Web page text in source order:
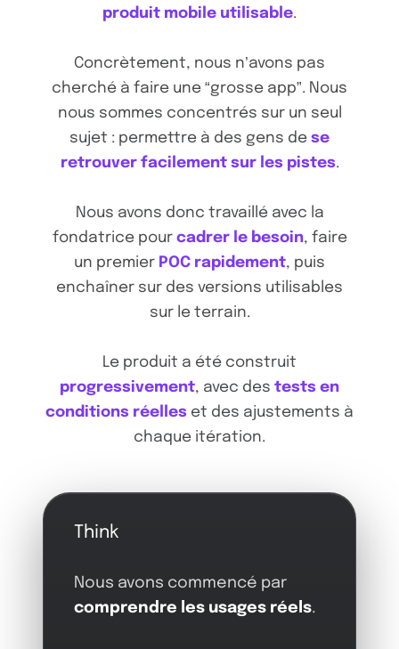
produit mobile utilisable.
Concrètement, nous n’avons pas
cherché à faire une “grosse app”. Nous
nous sommes concentrés sur un seul
sujet : permettre à des gens de se
retrouver facilement sur les pistes.
Nous avons donc travaillé avec la
fondatrice pour cadrer le besoin, faire
un premier POC rapidement, puis
enchaîner sur des versions utilisables
sur le terrain.
Le produit a été construit
progressivement, avec des tests en
conditions réelles et des ajustements à
chaque itération.
Think
Nous avons commencé par
comprendre les usages réels.